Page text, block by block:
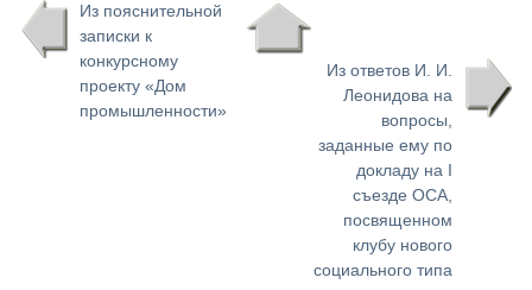
Из пояснительной
записки к
конкурсному
проекту «Дом
промышленности»
Из ответов И. И.
Леонидова на
вопросы,
заданные ему по
докладу на I
съезде ОСА,
посвященном
клубу нового
социального типа